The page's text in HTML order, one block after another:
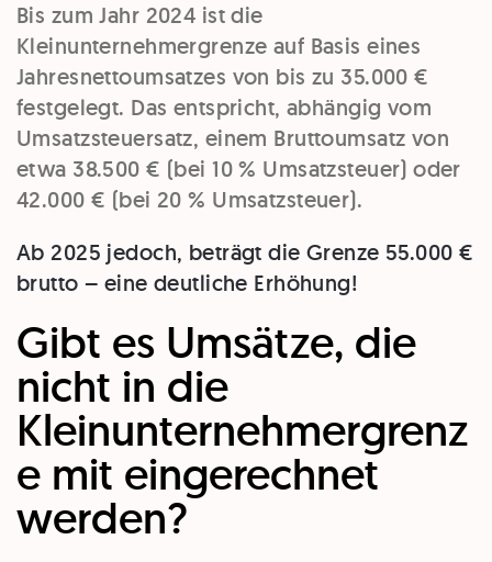
Bis zum Jahr 2024 ist die
Kleinunternehmergrenze auf Basis eines
Jahresnettoumsatzes von bis zu 35.000 €
festgelegt. Das entspricht, abhängig vom
Umsatzsteuersatz, einem Bruttoumsatz von
etwa 38.500 € (bei 10 % Umsatzsteuer) oder
42.000 € (bei 20 % Umsatzsteuer).
Ab 2025 jedoch, beträgt die Grenze 55.000 €
brutto – eine deutliche Erhöhung!
Gibt es Umsätze, die
nicht in die
Kleinunternehmergrenz
e mit eingerechnet
werden?